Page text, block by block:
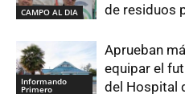
CAMPO AL DIA
de residuos
Informando
Primero
Aprueban
equipar el
del Hospital